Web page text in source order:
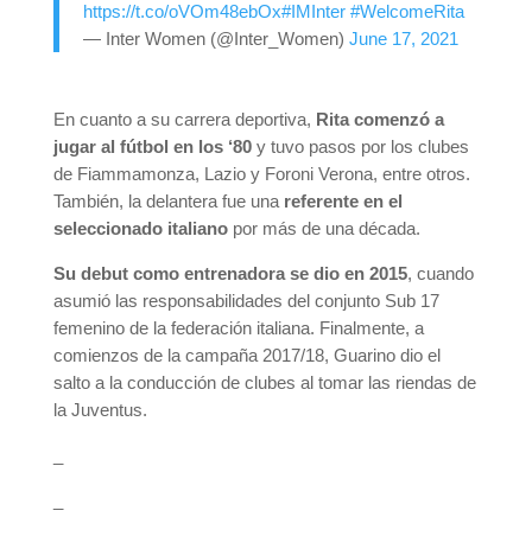
https://t.co/oVOm48ebOx#IMInter #WelcomeRita
— Inter Women (@Inter_Women) June 17, 2021
En cuanto a su carrera deportiva, Rita comenzó a
jugar al fútbol en los ‘80y tuvo pasos por los clubes
de Fiammamonza, Lazio y Foroni Verona, entre otros.
También, la delantera fue unareferente en el
seleccionado italianopor más de una década.
Su debut como entrenadora se dio en 2015, cuando
asumió las responsabilidades del conjunto Sub 17
femenino de la federación italiana. Finalmente, a
comienzos de la campaña 2017/18, Guarino dio el
salto a la conducción de clubes al tomar las riendas de
la Juventus.